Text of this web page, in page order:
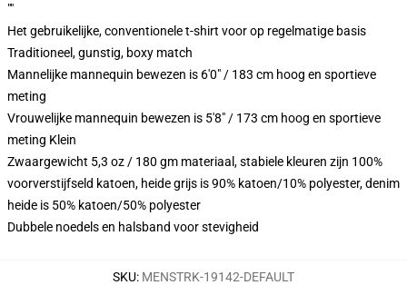
""
Het gebruikelijke, conventionele t-shirt voor op regelmatige basis
Traditioneel, gunstig, boxy match
Mannelijke mannequin bewezen is 6'0" / 183 cm hoog en sportieve
meting
Vrouwelijke mannequin bewezen is 5'8" / 173 cm hoog en sportieve
meting Klein
Zwaargewicht 5,3 oz / 180 gm materiaal, stabiele kleuren zijn 100%
voorverstijfseld katoen, heide grijs is 90% katoen/10% polyester, denim
heide is 50% katoen/50% polyester
Dubbele noedels en halsband voor stevigheid
SKU: MENSTRK-19142-DEFAULT